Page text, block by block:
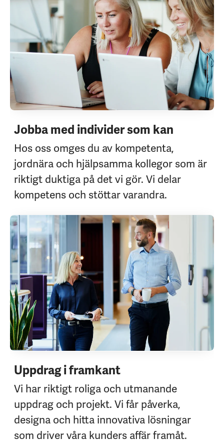
Jobba med individer som kan
Hos oss omges du av kompetenta,
jordnära och hjälpsamma kollegor som är
riktigt duktiga på det vi gör. Vi delar
kompetens och stöttar varandra.
Uppdrag i framkant
Vi har riktigt roliga och utmanande
uppdrag och projekt. Vi får påverka,
designa och hitta innovativa lösningar
som driver våra kunders affär framåt.